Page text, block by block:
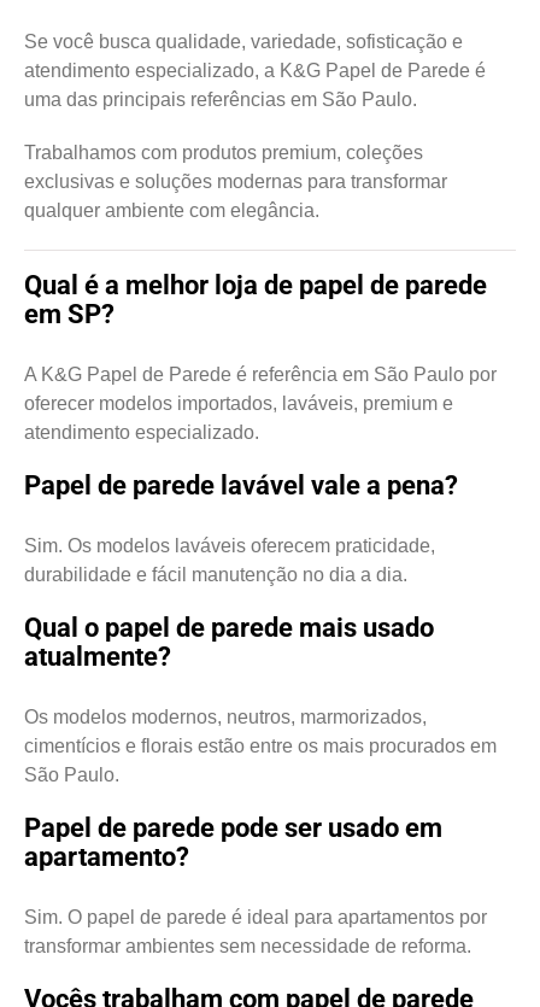
Se você busca qualidade, variedade, sofisticação e
atendimento especializado, a K&G Papel de Parede é
uma das principais referências em São Paulo.
Trabalhamos com produtos premium, coleções
exclusivas e soluções modernas para transformar
qualquer ambiente com elegância.
Qual é a melhor loja de papel de parede
em SP?
A K&G Papel de Parede é referência em São Paulo por
oferecer modelos importados, laváveis, premium e
atendimento especializado.
Papel de parede lavável vale a pena?
Sim. Os modelos laváveis oferecem praticidade,
durabilidade e fácil manutenção no dia a dia.
Qual o papel de parede mais usado
atualmente?
Os modelos modernos, neutros, marmorizados,
cimentícios e florais estão entre os mais procurados em
São Paulo.
Papel de parede pode ser usado em
apartamento?
Sim. O papel de parede é ideal para apartamentos por
transformar ambientes sem necessidade de reforma.
Vocês trabalham com papel de parede